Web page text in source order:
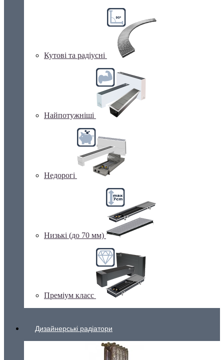
Кутові та радіусні
Найпотужніші
Недорогі
Низькі (до 70 мм)
Преміум класс
Дизайнерські радіатори